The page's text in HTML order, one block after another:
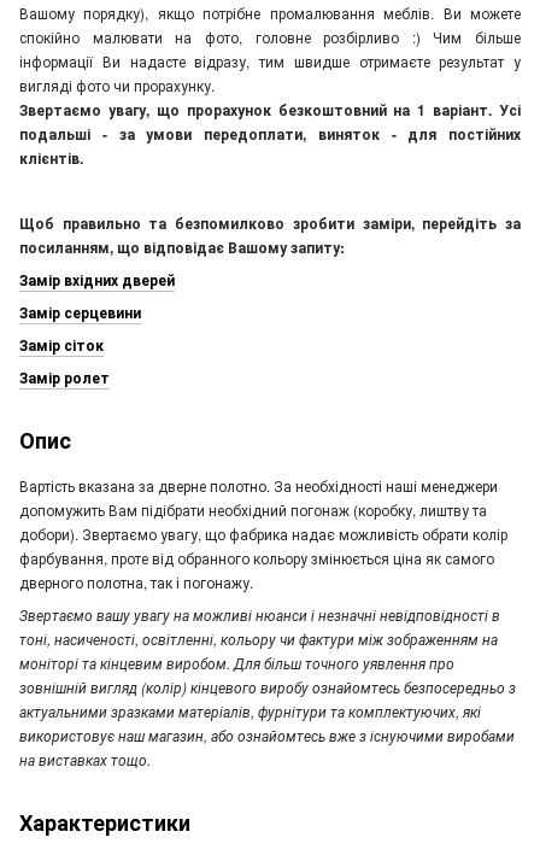
Вашому порядку), якщо потрібне промалювання меблів. Ви можете
спокійно малювати на фото, головне розбірливо :) Чим більше
інформації Ви надасте відразу, тим швидше отримаєте результат у
вигляді фото чи прорахунку.
Звертаємо увагу, що прорахунок безкоштовний на 1 варіант. Усі
подальші - за умови передоплати, виняток - для постійних
клієнтів.
Щоб правильно та безпомилково зробити заміри, перейдіть за
посиланням, що відповідає Вашому запиту:
Замір вхідних дверей
Замір серцевини
Замір сіток
Замір ролет
Опис
Вартість вказана за дверне полотно. За необхідності наші менеджери
допомужить Вам підібрати необхідний погонаж (коробку, лиштву та
добори). Звертаємо увагу, що фабрика надає можливість обрати колір
фарбування, проте від обранного кольору змінюється ціна як самого
дверного полотна, так і погонажу.
Звертаємо вашу увагуна можливі нюанси і незначні невідповідності в
тоні, насиченості, освітленні, кольору чи фактури між зображенням на
моніторі та кінцевим виробом. Для більш точного уявлення про
зовнішній вигляд (колір) кінцевого виробу ознайомтесь безпосередньо з
актуальними зразками матеріалів, фурнітури та комплектуючих, які
використовує наш магазин, або ознайомтесь вже з існуючими виробами
на виставках тощо.
Характеристики